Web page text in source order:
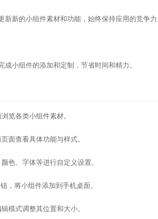
新的小组件素材和功能，始终保持应用的竞争力
小组件的添加和定制，节省时间和精力。
览各类小组件素材。
面查看具体功能与样式。
色、字体等进行自定义设置。
，将小组件添加到手机桌面。
模式调整其位置和大小。